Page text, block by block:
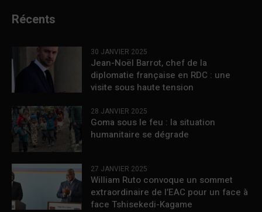
Récents
30 JANVIER 2025
Jean-Noël Barrot, chef de la
diplomatie française en RDC : une
visite sous haute tension
28 JANVIER 2025
Goma sous le feu : la situation
humanitaire se dégrade
27 JANVIER 2025
William Ruto convoque un sommet
extraordinaire de l’EAC pour un face à
face Tshisekedi-Kagame